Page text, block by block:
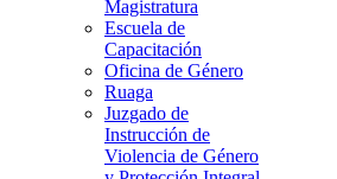
Magistratura
Escuela de
Capacitación
Oficina de Género
Ruaga
Juzgado de
Instrucción de
Violencia de Género